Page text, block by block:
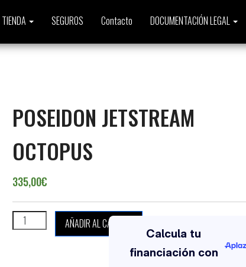
TIENDA SEGUROS Contacto DOCUMENTACIÓN LEGAL
POSEIDON JETSTREAM
OCTOPUS
335,00€
POSEIDON JETSTREAM OCTOPUS cantidad
AÑADIR AL CARRITO